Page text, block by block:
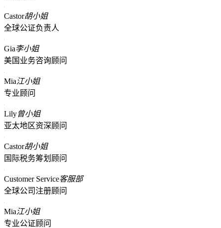
Castor胡小姐
全球公证负责人
Gia李小姐
美国业务咨询顾问
Mia江小姐
专业顾问
Lily曾小姐
亚太地区资深顾问
Castor胡小姐
国际税务筹划顾问
Customer Service客服部
全球公司注册顾问
Mia江小姐
专业公证顾问